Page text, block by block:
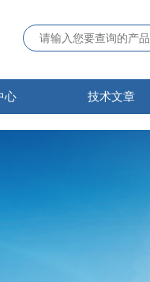
心 技术文章